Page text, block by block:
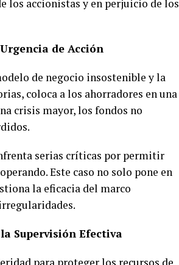
los accionistas y en perjuicio de los
de Acción
de negocio insostenible y la
coloca a los ahorradores en una
crisis mayor, los fondos no
serias críticas por permitir
Este caso no solo pone en
la eficacia del marco
Supervisión Efectiva